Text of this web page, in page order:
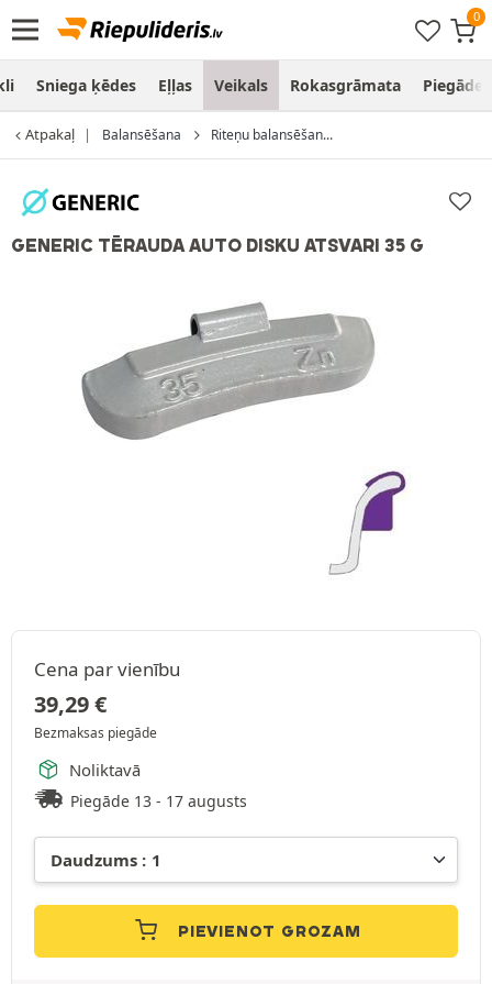
Sniega ķēdes Eļļas Veikals Rokasgrāmata Piegāde
Atpakaļ Balansēšana Riteņu balansēšan...
GENERIC TĒRAUDA AUTO DISKU ATSVARI 35 G
Cena par vienību
39,29€
Bezmaksas piegāde
Noliktavā
Piegāde 13 - 17 augusts
PIEVIENOT GROZAM